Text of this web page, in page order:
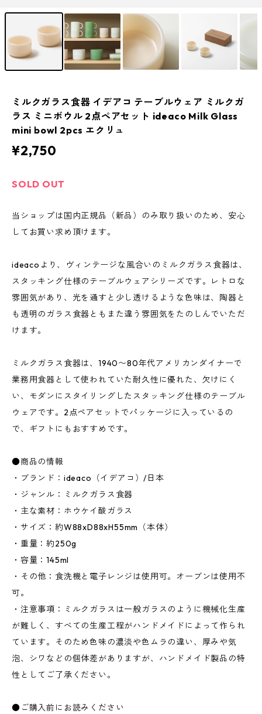
ミルクガラス食器 イデアコ テーブルウェア ミルクガ
ラス ミニボウル 2点ペアセット ideaco Milk Glass
mini bowl 2pcs エクリュ
¥2,750
SOLD OUT
当ショップは国内正規品（新品）のみ取り扱いのため、安心
してお買い求め頂けます。
ideacoより、ヴィンテージな風合いのミルクガラス食器は、
スタッキング仕様のテーブルウェアシリーズです。レトロな
雰囲気があり、光を通すと少し透けるような色味は、陶器と
も透明のガラス食器ともまた違う雰囲気をたのしんでいただ
けます。
ミルクガラス食器は、1940〜80年代アメリカンダイナーで
業務用食器として使われていた耐久性に優れた、欠けにく
い、モダンにスタイリングしたスタッキング仕様のテーブル
ウェアです。2点ペアセットでパッケージに入っているの
で、ギフトにもおすすめです。
●商品の情報
・ブランド：ideaco（イデアコ）/日本
・ジャンル：ミルクガラス食器
・主な素材：ホウケイ酸ガラス
・サイズ：約W88xD88xH55mm（本体）
・重量：約250g
・容量：145ml
・その他：食洗機と電子レンジは使用可。オーブンは使用不
可。
・注意事項：ミルクガラスは一般ガラスのように機械化生産
が難しく、すべての生産工程がハンドメイドによって作られ
ています。そのため色味の濃淡や色ムラの違い、厚みや気
泡、シワなどの個体差がありますが、ハンドメイド製品の特
性としてご了承ください。
●ご購入前にお読みください